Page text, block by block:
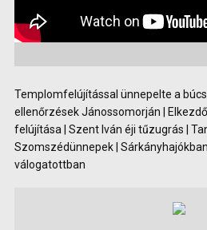
Templomfelújítással ünnepelte a
ellenőrzések Jánossomorján |
felújítása | Szent Iván éji tűzugrás |
Szomszédünnepek |
válogatottban